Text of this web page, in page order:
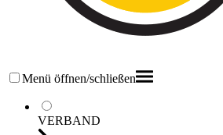
Menü öffnen/schließen
VERBAND